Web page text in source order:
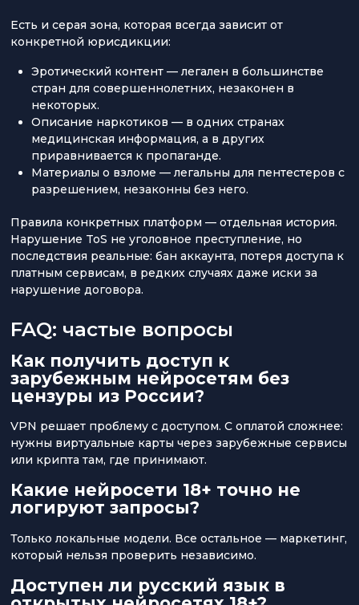
Есть и серая зона, которая всегда зависит от
конкретной юрисдикции:
Эротический контент — легален в большинстве
стран для совершеннолетних, незаконен в
некоторых.
Описание наркотиков — в одних странах
медицинская информация, а в других
приравнивается к пропаганде.
Материалы о взломе — легальны для пентестеров с
разрешением, незаконны без него.
Правила конкретных платформ — отдельная история.
Нарушение ToS не уголовное преступление, но
последствия реальные: бан аккаунта, потеря доступа к
платным сервисам, в редких случаях даже иски за
нарушение договора.
FAQ: частые вопросы
Как получить доступ к
зарубежным нейросетям без
цензуры из России?
VPN решает проблему с доступом. С оплатой сложнее:
нужны виртуальные карты через зарубежные сервисы
или крипта там, где принимают.
Какие нейросети 18+ точно не
логируют запросы?
Только локальные модели. Все остальное — маркетинг,
который нельзя проверить независимо.
Доступен ли русский язык в